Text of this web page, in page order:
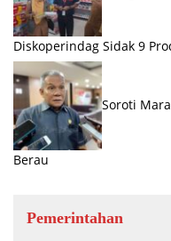
Diskoperindag Sidak 9
Soroti
Berau
Pemerintahan